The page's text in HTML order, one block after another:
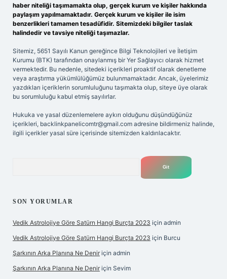
haber niteliği taşımamakta olup, gerçek kurum ve kişiler hakkında
paylaşım yapılmamaktadır. Gerçek kurum ve kişiler ile isim
benzerlikleri tamamen tesadüfidir. Sitemizdeki bilgiler taslak
halindedir ve tavsiye niteliği taşımazlar.
Sitemiz, 5651 Sayılı Kanun gereğince Bilgi Teknolojileri ve İletişim
Kurumu (BTK) tarafından onaylanmış bir Yer Sağlayıcı olarak hizmet
vermektedir. Bu nedenle, sitedeki içerikleri proaktif olarak denetleme
veya araştırma yükümlülüğümüz bulunmamaktadır. Ancak, üyelerimiz
yazdıkları içeriklerin sorumluluğunu taşımakta olup, siteye üye olarak
bu sorumluluğu kabul etmiş sayılırlar.
Hukuka ve yasal düzenlemelere aykırı olduğunu düşündüğünüz
içerikleri, backlinkpanelicomtr@gmail.com adresine bildirmeniz halinde,
ilgili içerikler yasal süre içerisinde sitemizden kaldırılacaktır.
SON YORUMLAR
Vedik Astrolojiye Göre Satürn Hangi Burçta 2023 için admin
Vedik Astrolojiye Göre Satürn Hangi Burçta 2023 için Burcu
Şarkının Arka Planına Ne Denir için admin
Şarkının Arka Planına Ne Denir için Sevim